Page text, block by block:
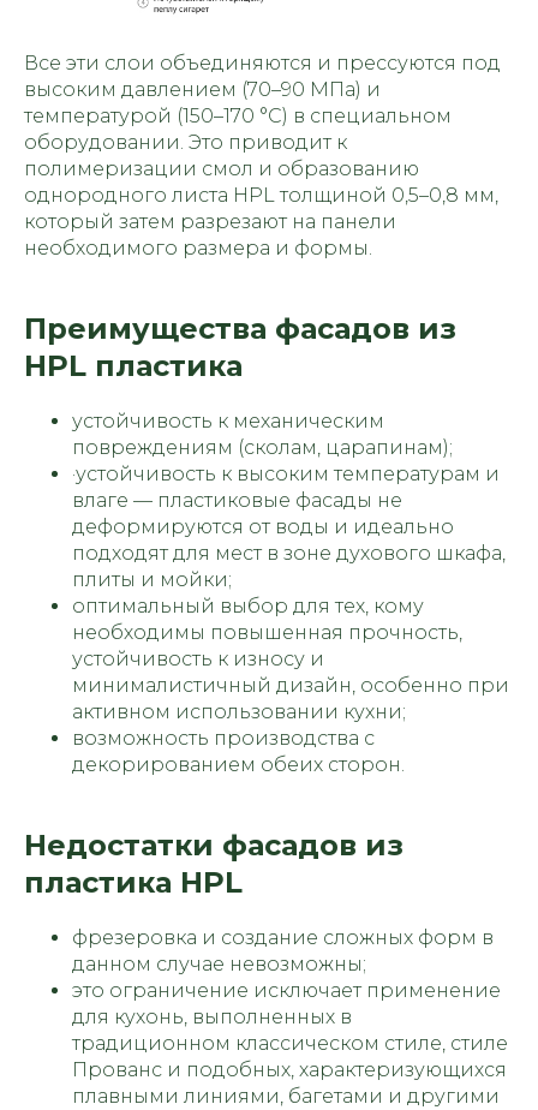
Все эти слои объединяются и прессуются под
высоким давлением (70–90 МПа) и
температурой (150–170 °C) в специальном
оборудовании. Это приводит к
полимеризации смол и образованию
однородного листа HPL толщиной 0,5–0,8 мм,
который затем разрезают на панели
необходимого размера и формы.
Преимущества фасадов из
HPL пластика
устойчивость к механическим
повреждениям (сколам, царапинам);
·устойчивость к высоким температурам и
влаге — пластиковые фасады не
деформируются от воды и идеально
подходят для мест в зоне духового шкафа,
плиты и мойки;
оптимальный выбор для тех, кому
необходимы повышенная прочность,
устойчивость к износу и
минималистичный дизайн, особенно при
активном использовании кухни;
возможность производства с
декорированием обеих сторон.
Недостатки фасадов из
пластика HPL
фрезеровка и создание сложных форм в
данном случае невозможны;
это ограничение исключает применение
для кухонь, выполненных в
традиционном классическом стиле, стиле
Прованс и подобных, характеризующихся
плавными линиями, багетами и другими